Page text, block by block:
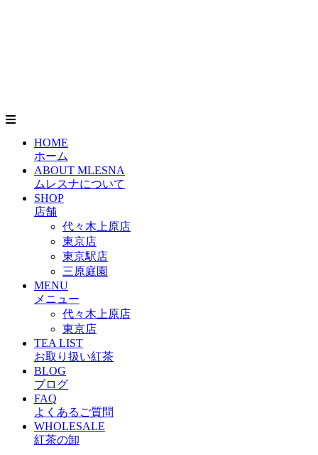
HOME
ホーム
ABOUT MLESNA
ムレスナについて
SHOP
店舗
代々木上原店
東京店
東京駅店
三原庭園
MENU
メニュー
代々木上原店
東京店
TEA LIST
お取り扱い紅茶
BLOG
ブログ
FAQ
よくあるご質問
WHOLESALE
紅茶の卸